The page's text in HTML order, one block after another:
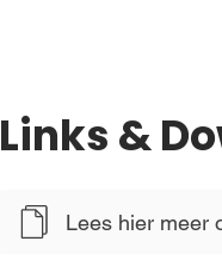
Links &
Lees hier meer